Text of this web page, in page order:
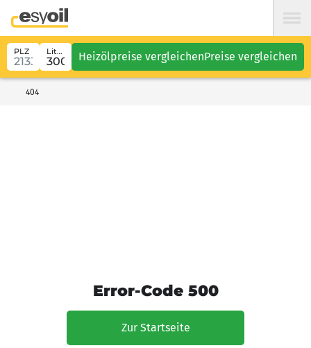
PLZ Liter Heizölpreise vergleichenPreise vergleichen
404
Error-Code 500
Zur Startseite